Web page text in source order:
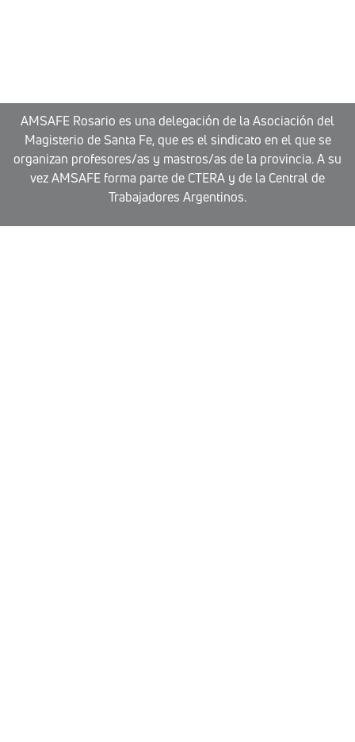
AMSAFE Rosario es una delegación de la Asociación del
Magisterio de Santa Fe, que es el sindicato en el que se
organizan profesores/as y mastros/as de la provincia. A su
vez AMSAFE forma parte de CTERA y de la Central de
Trabajadores Argentinos.